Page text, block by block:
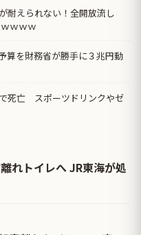
耐えられない！全開放流し
ｗｗｗ
算を財務省が勝手に３兆円動
死亡 スポーツドリンクやゼ
れトイレへ JR東海が処